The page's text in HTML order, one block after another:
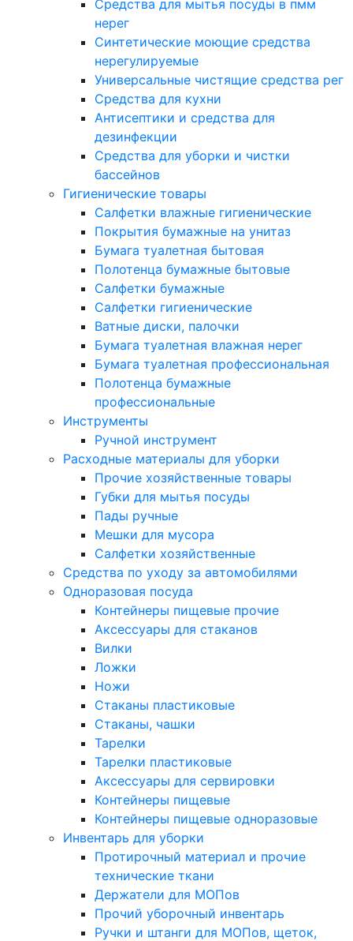
Средства для мытья посуды в пмм
нерег
Синтетические моющие средства
нерегулируемые
Универсальные чистящие средства рег
Средства для кухни
Антисептики и средства для
дезинфекции
Средства для уборки и чистки
бассейнов
Гигиенические товары
Салфетки влажные гигиенические
Покрытия бумажные на унитаз
Бумага туалетная бытовая
Полотенца бумажные бытовые
Салфетки бумажные
Салфетки гигиенические
Ватные диски, палочки
Бумага туалетная влажная нерег
Бумага туалетная профессиональная
Полотенца бумажные
профессиональные
Инструменты
Ручной инструмент
Расходные материалы для уборки
Прочие хозяйственные товары
Губки для мытья посуды
Пады ручные
Мешки для мусора
Салфетки хозяйственные
Средства по уходу за автомобилями
Одноразовая посуда
Контейнеры пищевые прочие
Аксессуары для стаканов
Вилки
Ложки
Ножи
Стаканы пластиковые
Стаканы, чашки
Тарелки
Тарелки пластиковые
Аксессуары для сервировки
Контейнеры пищевые
Контейнеры пищевые одноразовые
Инвентарь для уборки
Протирочный материал и прочие
технические ткани
Держатели для МОПов
Прочий уборочный инвентарь
Ручки и штанги для МОПов, щеток,